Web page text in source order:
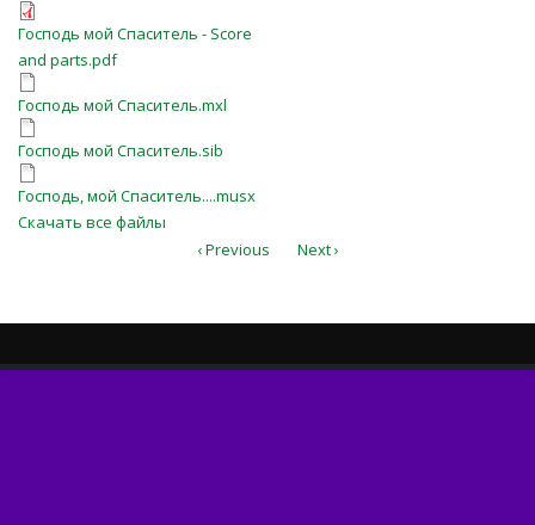
Господь мой Спаситель - Score
and parts.pdf
Господь мой Спаситель - Score
and parts.pdf
Господь мой Спаситель.mxl
Господь мой Спаситель.mxl
Господь мой Спаситель.sib
Господь мой Спаситель.sib
Господь, мой Спаситель....musx
Господь, мой Спаситель....musx
Скачать все файлы
‹ Previous
Next ›